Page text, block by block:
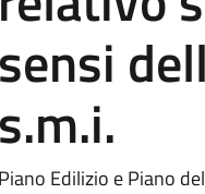
sensi
s.m.i.
Piano Edilizio e Piano